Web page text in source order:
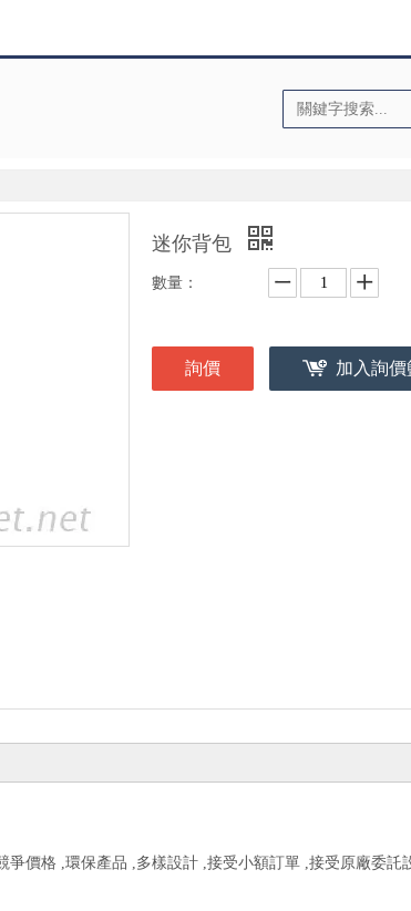
迷你背包
數量：
詢價 加入詢價
價格 ,環保產品 ,多樣設計 ,接受小額訂單 ,接受原廠委託